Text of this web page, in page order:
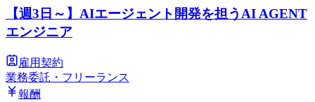
【週3日～】AIエージェント開発を担うAI AGENT
エンジニア
雇用契約
業務委託・フリーランス
報酬